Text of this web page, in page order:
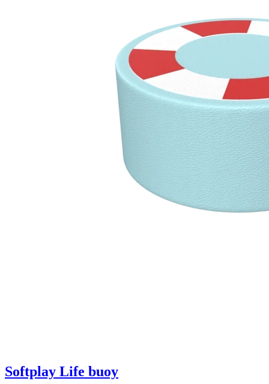
Softplay Life buoy